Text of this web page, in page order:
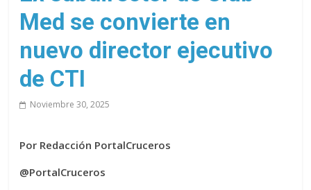
en
un
solo
sitio
Med se convierte en
nuevo director ejecutivo
de CTI
Noviembre 30, 2025
Por Redacción PortalCruceros
@PortalCruceros